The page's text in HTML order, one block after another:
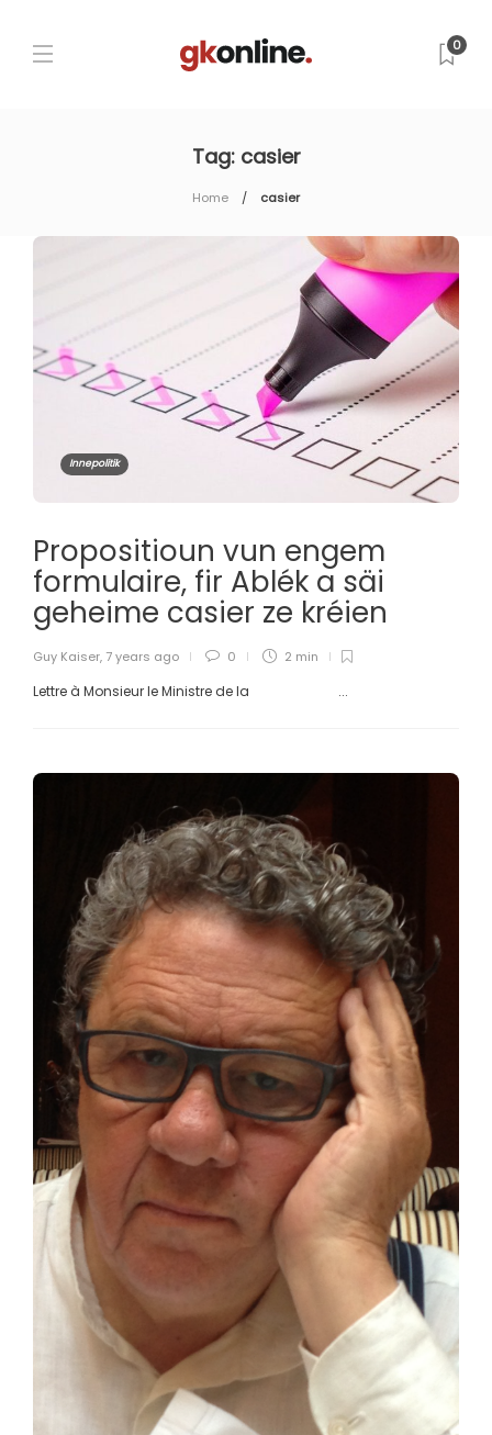
0
Tag: casier
Home casier
Innepolitik
Propositioun vun engem
formulaire, fir Ablék a säi
geheime casier ze kréien
Guy Kaiser, 7 years ago 0 2 min
Lettre à Monsieur le Ministre de la ...